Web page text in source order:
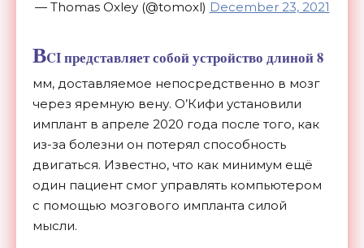
— Thomas Oxley (@tomoxl) December 23, 2021
BCI представляет собой устройство длиной 8
мм, доставляемое непосредственно в мозг
через яремную вену. О’Кифи установили
имплант в апреле 2020 года после того, как
из-за болезни он потерял способность
двигаться. Известно, что как минимум ещё
один пациент смог управлять компьютером
с помощью мозгового импланта силой
мысли.